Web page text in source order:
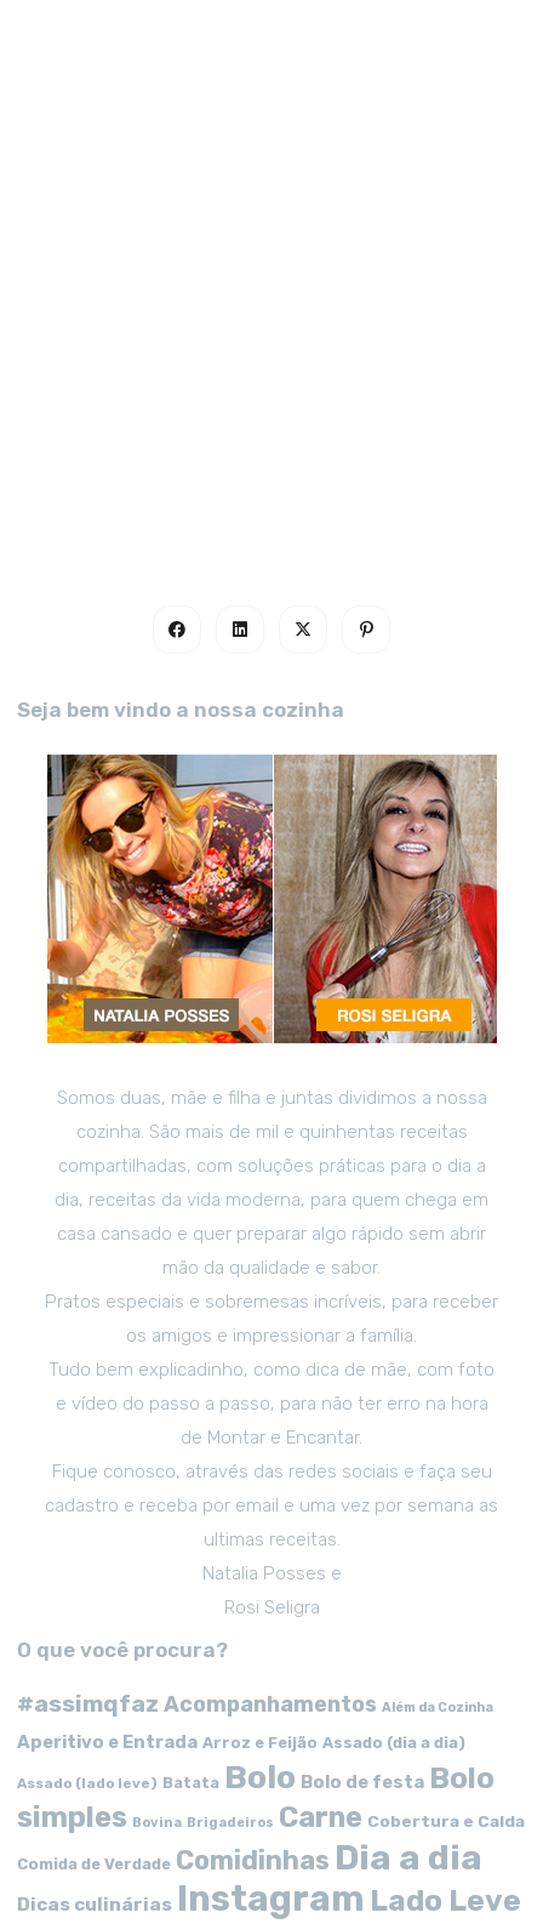
Seja bem vindo a nossa cozinha
Somos duas, mãe e filha e juntas dividimos a nossa
cozinha. São mais de mil e quinhentas receitas
compartilhadas, com soluções práticas para o dia a
dia, receitas da vida moderna, para quem chega em
casa cansado e quer preparar algo rápido sem abrir
mão da qualidade e sabor.
Pratos especiais e sobremesas incríveis, para receber
os amigos e impressionar a família.
Tudo bem explicadinho, como dica de mãe, com foto
e vídeo do passo a passo, para não ter erro na hora
de Montar e Encantar.
Fique conosco, através das redes sociais e faça seu
cadastro e receba por email e uma vez por semana as
ultimas receitas.
Natalia Posses e
Rosi Seligra
O que você procura?
#assimqfaz Acompanhamentos Além da Cozinha
Aperitivo e Entrada Arroz e Feijão Assado (dia a dia)
Assado (lado leve) Batata Bolo Bolo de festa Bolo
simples Bovina Brigadeiros Carne Cobertura e Calda
Comida de Verdade Comidinhas Dia a dia
Dicas culinárias Instagram Lado Leve